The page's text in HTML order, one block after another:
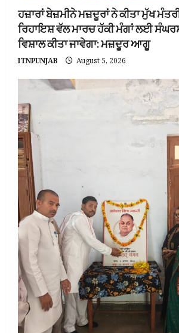
ਹਜ਼ਾਰਾਂ ਬੇਜ਼ਮੀਨੇ ਮਜ਼ਦੂਰਾਂ ਨੇ ਕੀਤਾ ਮੁੱਖ
ਰਿਹਾਇਸ਼ ਵੱਲ ਮਾਰਚ ਹੱਕੀ ਮੰਗਾਂ ਲਈ
ਵਿਸ਼ਾਲ ਕੀਤਾ ਜਾਵੇਗਾ: ਮਜ਼ਦੂਰ ਆਗੂ
ITNPUNJAB August 5, 2026